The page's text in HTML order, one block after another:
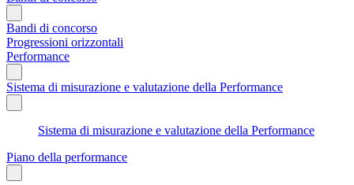
Bandi di concorso
Progressioni orizzontali
Performance
Sistema di misurazione e valutazione della Performance
Sistema di misurazione e valutazione della Performance
Piano della performance